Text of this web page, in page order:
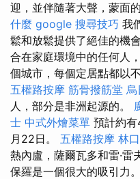
迎，並伴隨著大聲，蒙面
什麼 google 搜尋技巧 我
鬆和放鬆提供了絕佳的機
合在家庭環境中的任何人
個城市，每個定居點都以
五權路按摩 筋骨撥筋堂 烏
人，部分是非洲起源的。
士 中式外燴菜單 預計約
月22日。 五權路按摩 林
熱內盧，薩爾瓦多和雷·雷
保羅是一個很大的吸引力